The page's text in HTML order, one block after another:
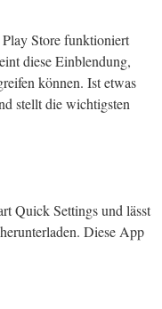
Store funktioniert
diese Einblendung,
können. Ist etwas
stellt die wichtigsten
Quick Settings und lässt
Diese App